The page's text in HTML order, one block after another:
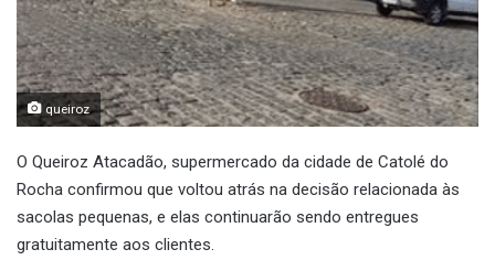
queiroz
O Queiroz Atacadão, supermercado da cidade de Catolé do
Rocha confirmou que voltou atrás na decisão relacionada às
sacolas pequenas, e elas continuarão sendo entregues
gratuitamente aos clientes.